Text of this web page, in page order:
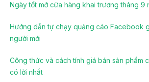
Ngày tốt mở cửa hàng khai trương tháng 9
Hướng dẫn tự chạy quảng cáo Facebook
người mới
Công thức và cách tính giá bán sản phẩm
có lời nhất